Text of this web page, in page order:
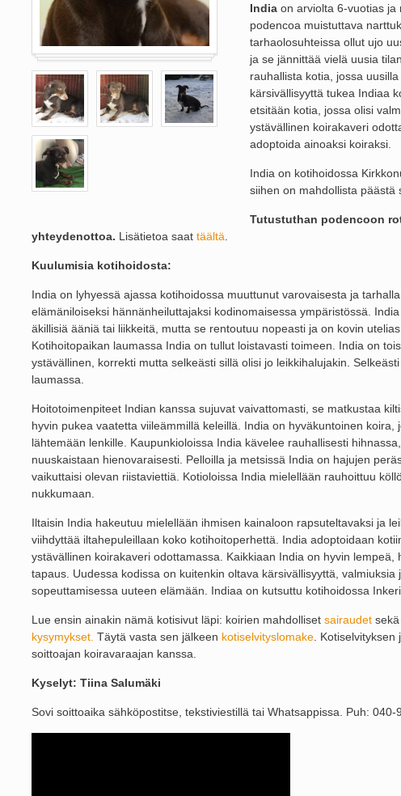
India on arviolta 6-vuotias ja
podencoa muistuttava
tarhaolosuhteissa ollut ujo
ja se jännittää vielä uusia
rauhallista kotia, jossa
kärsivällisyyttä tukea Indiaa
etsitään kotia, jossa olisi
ystävällinen koirakaveri
adoptoida ainoaksi koiraksi.
India on kotihoidossa
siihen on mahdollista päästä
Tutustuthan podencoon
yhteydenottoa. Lisätietoa saat täältä
Kuulumisia kotihoidosta:
India on lyhyessä ajassa kotihoidossa muuttunut varovaisesta ja
elämäniloiseksi hännänheiluttajaksi kodinomaisessa ympäristössä.
äkillisiä ääniä tai liikkeitä, mutta se rentoutuu nopeasti ja on kovin
Kotihoitopaikan laumassa India on tullut loistavasti toimeen. India on
ystävällinen, korrekti mutta selkeästi sillä olisi jo leikkihalujakin.
laumassa.
Hoitotoimenpiteet Indian kanssa sujuvat vaivattomasti, se matkustaa
hyvin pukea vaatetta viileämmillä keleillä. India on hyväkuntoinen koira,
lähtemään lenkille. Kaupunkioloissa India kävelee rauhallisesti
nuuskaistaan hienovaraisesti. Pelloilla ja metsissä India on hajujen
vaikuttaisi olevan riistaviettiä. Kotioloissa India mielellään rauhoittuu
nukkumaan.
Iltaisin India hakeutuu mielellään ihmisen kainaloon rapsuteltavaksi ja
viihdyttää iltahepuleillaan koko kotihoitoperhettä. India adoptoidaan
ystävällinen koirakaveri odottamassa. Kaikkiaan India on hyvin lempeä,
tapaus. Uudessa kodissa on kuitenkin oltava kärsivällisyyttä, valmiuksia
sopeuttamisessa uuteen elämään. Indiaa on kutsuttu kotihoidossa
Lue ensin ainakin nämä kotisivut läpi: koirien mahdolliset sairaudet sekä
kysymykset. Täytä vasta sen jälkeen kotiselvityslomake .
soittoajan koiravaraajan kanssa.
Kyselyt: Tiina Salumäki
Sovi soittoaika sähköpostitse, tekstiviestillä tai Whatsappissa. Puh: 040-